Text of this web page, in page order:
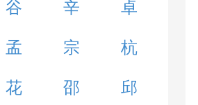
谷 辛 卓
孟 宗 杭
花 邵 邱